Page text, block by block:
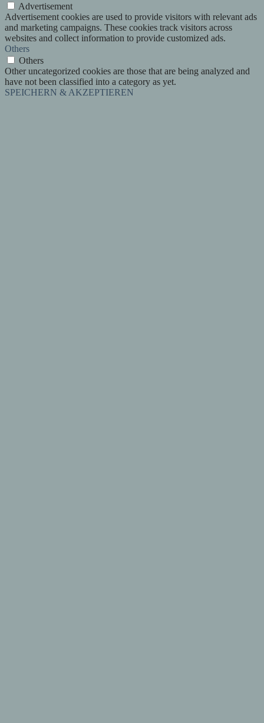
Advertisement
Advertisement cookies are used to provide visitors with relevant ads
and marketing campaigns. These cookies track visitors across
websites and collect information to provide customized ads.
Others
Others
Other uncategorized cookies are those that are being analyzed and
have not been classified into a category as yet.
SPEICHERN & AKZEPTIEREN